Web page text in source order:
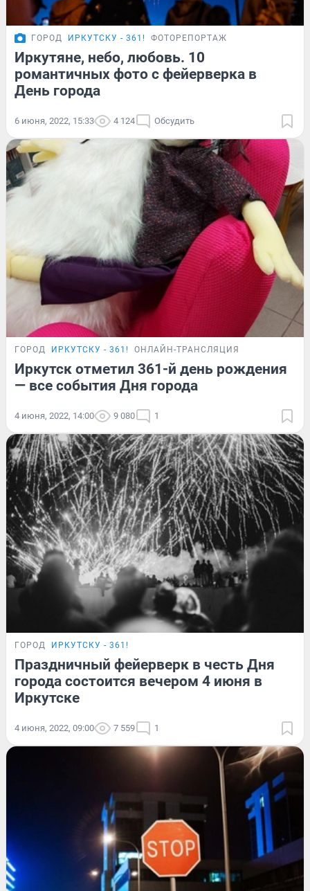
ГОРОД ИРКУТСКУ - 361! ФОТОРЕПОРТАЖ
Иркутяне, небо, любовь. 10
романтичных фото с фейерверка в
День города
6 июня, 2022, 15:33 4 124 Обсудить
ГОРОД ИРКУТСКУ - 361! ОНЛАЙН-ТРАНСЛЯЦИЯ
Иркутск отметил 361-й день рождения
— все события Дня города
4 июня, 2022, 14:00 9 080 1
ГОРОД ИРКУТСКУ - 361!
Праздничный фейерверк в честь Дня
города состоится вечером 4 июня в
Иркутске
4 июня, 2022, 09:00 7 559 1